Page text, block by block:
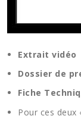
Extrait vidéo
Dossier de
Fiche
Pour ces deux